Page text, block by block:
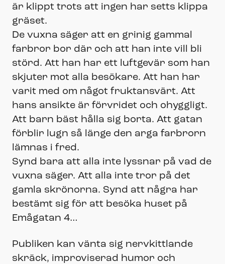
är klippt trots att ingen har setts klippa
gräset.
De vuxna säger att en grinig gammal
farbror bor där och att han inte vill bli
störd. Att han har ett luftgevär som han
skjuter mot alla besökare. Att han har
varit med om något fruktansvärt. Att
hans ansikte är förvridet och ohyggligt.
Att barn bäst hålla sig borta. Att gatan
förblir lugn så länge den arga farbrorn
lämnas i fred.
Synd bara att alla inte lyssnar på vad de
vuxna säger. Att alla inte tror på det
gamla skrönorna. Synd att några har
bestämt sig för att besöka huset på
Emågatan 4…
Publiken kan vänta sig nervkittlande
skräck, improviserad humor och